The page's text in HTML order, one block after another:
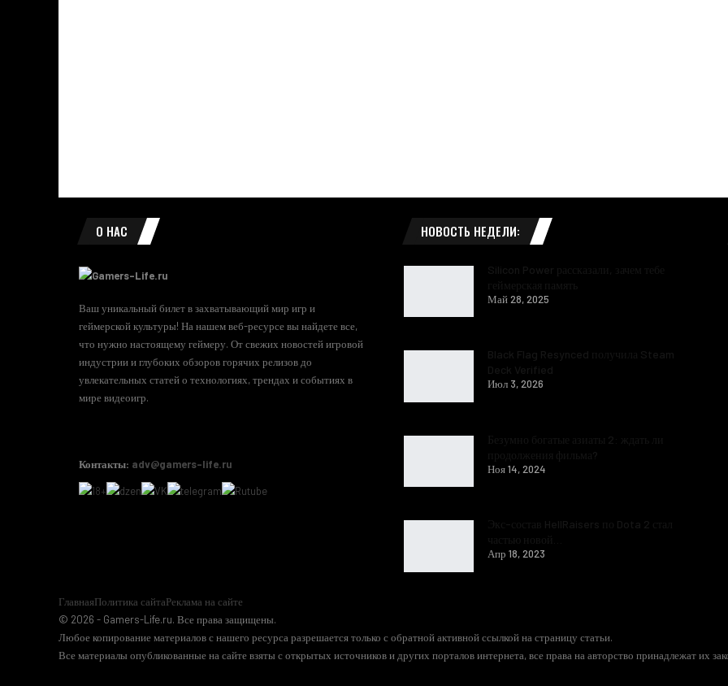
О НАС
Ваш уникальный билет в захватывающий мир игр и
геймерской культуры! На нашем веб-ресурсе вы найдете все,
что нужно настоящему геймеру. От свежих новостей игровой
индустрии и глубоких обзоров горячих релизов до
увлекательных статей о технологиях, трендах и событиях в
мире видеоигр.
Контакты: adv@gamers-life.ru
НОВОСТЬ НЕДЕЛИ:
Май 28, 2025
Июл 3, 2026
Ноя 14, 2024
Апр 18, 2023
ГлавнаяПолитика сайтаРеклама на сайте
© 2026 - Gamers-Life.ru. Все права защищены.
Любое копирование материалов с нашего ресурса разрешается только с обратной активной ссылкой на страницу статьи.
Все материалы опубликованные на сайте взяты с открытых источников и других порталов интернета, все права на авторство принадлежат их